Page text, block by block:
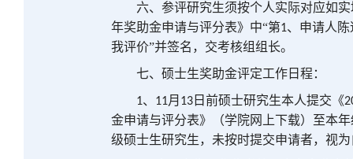
六、 参评研究生须按个人实际对应如
年奖助金申请与评分表》中“第1、申请人
我评价”并签名，交考核组组长。
七、 硕士生奖助金评定工作日程：
1、 11月 13 日 前硕士研究生本人提交《
金申请与评分表》（学院网上下载）至本
级硕士生研究生，未按时提交申请者，视